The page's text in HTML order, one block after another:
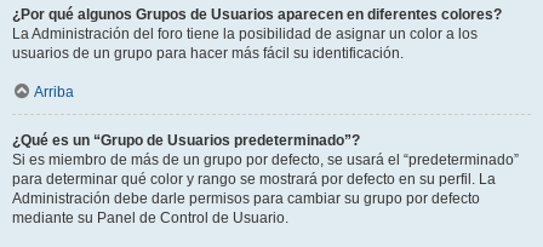
¿Por qué algunos Grupos de Usuarios aparecen en diferentes colores?
La Administración del foro tiene la posibilidad de asignar un color a los
usuarios de un grupo para hacer más fácil su identificación.
Arriba
¿Qué es un “Grupo de Usuarios predeterminado”?
Si es miembro de más de un grupo por defecto, se usará el “predeterminado”
para determinar qué color y rango se mostrará por defecto en su perfil. La
Administración debe darle permisos para cambiar su grupo por defecto
mediante su Panel de Control de Usuario.